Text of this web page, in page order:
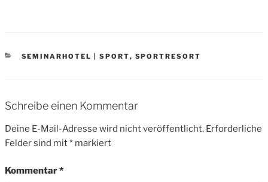
CATEGORIES
SEMINARHOTEL | SPORT, SPORTRESORT
Schreibe einen Kommentar
Deine E-Mail-Adresse wird nicht veröffentlicht. Erforderliche
Felder sind mit* markiert
Kommentar*